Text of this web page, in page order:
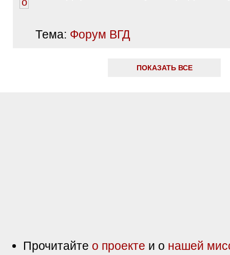
Тема: Форум ВГД
ПОКАЗАТЬ ВСЕ
Прочитайте о проекте и о нашей